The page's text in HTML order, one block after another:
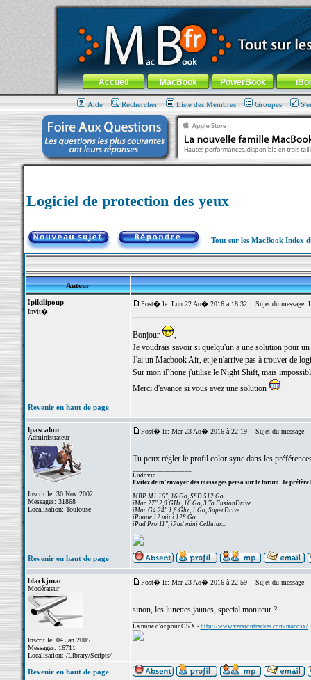
MacBook-fr.com : 100% Apple... 100% nomade !
Aller au contenu-Aller au menu général-Aller au menu de
Menu général
Accueil MacBook PowerBook
Aide Rechercher Liste des Membres Groupes
Logiciel de protection des yeux
Tout sur les MacBook Index
Auteur
!pikilipoup
Invit�
Post� le: Lun 22 Ao� 2016 à 18:32 Sujet du message:
Bonjour
,
Je voudrais savoir si quelqu'un a une solution pour
J'ai un Macbook Air, et je n'arrive pas à trouver de
Sur mon iPhone j'utilise le Night Shift, mais
Merci d'avance si vous avez une solution
Revenir en haut de page
lpascalon
Administrateur
Inscrit le: 30 Nov 2002
Messages: 31868
Localisation: Toulouse
Post� le: Mar 23 Ao� 2016 à 22:19 Sujet du message:
Tu peux régler le profil color sync dans les
Ludovic
Evitez de m'envoyer des messages perso sur le forum. Je préfère
MBP M1 16", 16 Go, SSD 512 Go
iMac 27" 2,9 GHz, 16 Go, 3 To FusionDrive
iMac G4 24" 1,6 Ghz, 1 Go, SuperDrive
iPhone 12 mini 128 Go
iPad Pro 11", iPad mini Cellular...
Revenir en haut de page
blackjmac
Modérateur
Inscrit le: 04 Jan 2005
Messages: 16711
Localisation: /Library/Scripts/
Post� le: Mar 23 Ao� 2016 à 22:59 Sujet du message:
sinon, les lunettes jaunes, special moniteur ?
La mine d'or pour OS X - http://www.versiontracker.com/macosx/
Revenir en haut de page